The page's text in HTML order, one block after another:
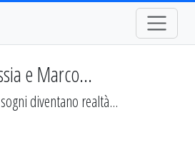
e Marco...
diventano realtà...